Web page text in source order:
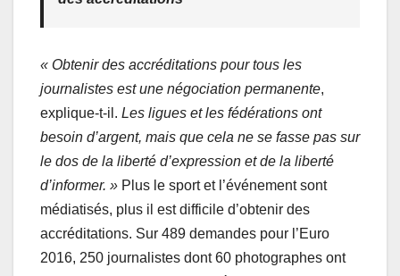
« Obtenir des accréditations pour tous les
journalistes est une négociation permanente,
explique-t-il. Les ligues et les fédérations ont
besoin d’argent, mais que cela ne se fasse pas sur
le dos de la liberté d’expression et de la liberté
d’informer. » Plus le sport et l’événement sont
médiatisés, plus il est difficile d’obtenir des
accréditations. Sur 489 demandes pour l’Euro
2016, 250 journalistes dont 60 photographes ont